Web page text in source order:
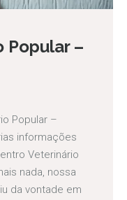
Popular –
Popular –
informações
Veterinário
nada, nossa
da vontade em